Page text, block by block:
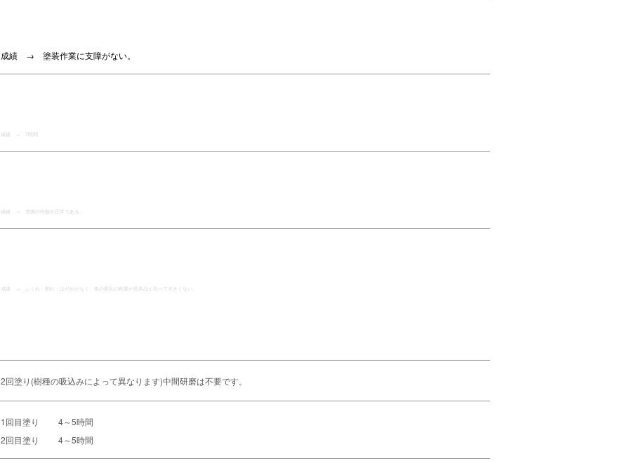
成績 → 塗装作業に支障がない。
成績 → 7時間
成績 → 塗膜の外観が正常である。
成績 → ふくれ・割れ・はがれがなく、色の変化の程度が見本品と比べて大きくない。
2回塗り(樹種の吸込みによって異なります)中間研磨は不要です。
1回目塗り 4～5時間
2回目塗り 4～5時間